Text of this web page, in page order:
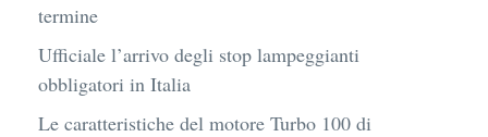
termine
Ufficiale l’arrivo degli stop lampeggianti
obbligatori in Italia
Le caratteristiche del motore Turbo 100 di